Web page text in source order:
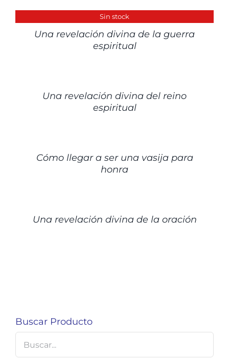
Sin stock
Una revelación divina de la guerra
espiritual
Una revelación divina del reino
espiritual
Cómo llegar a ser una vasija para
honra
Una revelación divina de la oración
Buscar Producto